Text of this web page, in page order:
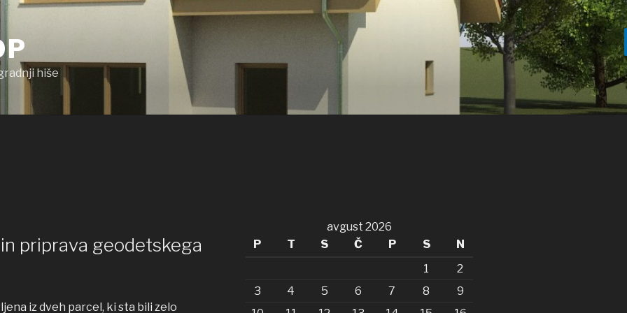
hiše
priprava geodetskega
iz dveh parcel, ki sta bili zelo
avgust 2026
P
T S Č P S
N
1
2
3
4 5 6 7 8
9